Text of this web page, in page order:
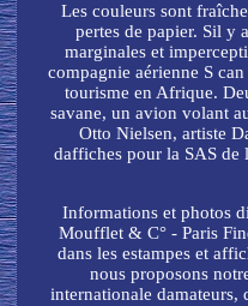
Les couleurs sont
pertes de papier. Sil y
marginales et
compagnie aérienne S
tourisme en Afrique.
savane, un avion volant
Otto Nielsen, artiste
daffiches pour la SAS de
Informations et photos
Moufflet & C° - Paris
dans les estampes et
nous proposons
internationale damateurs,